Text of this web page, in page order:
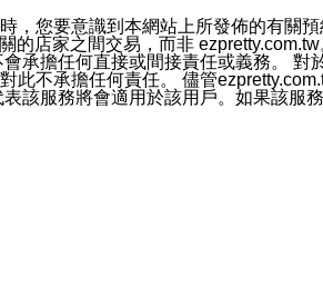
帳號的通知型訊息。
您要意識到本網站上所發佈的有關
店家之間交易，而非
承擔任何直接或間接責任或義務。
不承擔任何責任。 儘管
服務將會適用於該用戶。如果該服